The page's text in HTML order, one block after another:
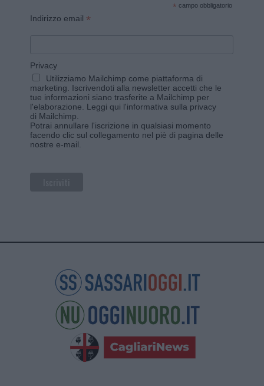
* campo obbligatorio
Indirizzo email *
Privacy
Utilizziamo Mailchimp come piattaforma di
marketing. Iscrivendoti alla newsletter accetti che le
tue informazioni siano trasferite a Mailchimp per
l'elaborazione. Leggi qui l'informativa sulla privacy
di Mailchimp
Potrai annullare l'iscrizione in qualsiasi momento
facendo clic sul collegamento nel piè di pagina delle
nostre e-mail.